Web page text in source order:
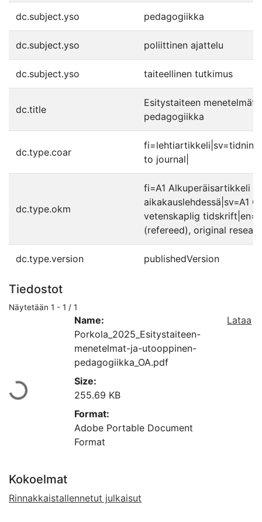
dc.subject.yso pedagogiikka
dc.subject.yso poliittinen ajattelu
dc.subject.yso taiteellinen tutkimus
dc.title
Esitystaiteen menetelmät
pedagogiikka
dc.type.coar
to journal|
dc.type.okm
fi=A1 Alkuperäisartikkeli
aikakauslehdessä|sv=A1
vetenskaplig
(refereed), original
dc.type.version publishedVersion
Tiedostot
Näytetään 1 - 1 / 1
Ladataan...
Name:
Porkola_2025_Esitystaiteen-
menetelmat-ja-utooppinen-
pedagogiikka_OA.pdf
Size:
255.69 KB
Format:
Adobe Portable Document
Format
Lataa
Kokoelmat
Rinnakkaistallennetut julkaisut